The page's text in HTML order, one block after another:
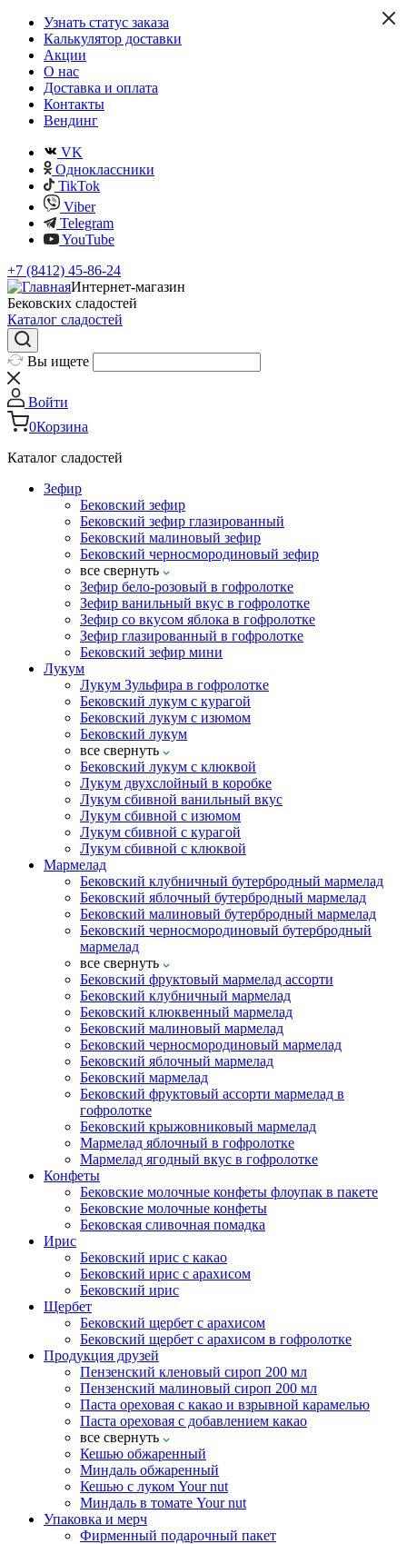
Узнать статус заказа
Калькулятор доставки
Акции
О нас
Доставка и оплата
Контакты
Вендинг
VK
Одноклассники
TikTok
Viber
Telegram
YouTube
+7 (8412) 45-86-24
Интернет-магазин
Бековских сладостей
Каталог сладостей
Вы ищете
Войти
0Корзина
Каталог сладостей
Зефир
Бековский зефир
Бековский зефир глазированный
Бековский малиновый зефир
Бековский черносмородиновый зефир
все свернуть
Зефир бело-розовый в гофролотке
Зефир ванильный вкус в гофролотке
Зефир со вкусом яблока в гофролотке
Зефир глазированный в гофролотке
Бековский зефир мини
Лукум
Лукум Зульфира в гофролотке
Бековский лукум с курагой
Бековский лукум с изюмом
Бековский лукум
все свернуть
Бековский лукум с клюквой
Лукум двухслойный в коробке
Лукум сбивной ванильный вкус
Лукум сбивной с изюмом
Лукум сбивной с курагой
Лукум сбивной с клюквой
Мармелад
Бековский клубничный бутербродный мармелад
Бековский яблочный бутербродный мармелад
Бековский малиновый бутербродный мармелад
Бековский черносмородиновый бутербродный
мармелад
все свернуть
Бековский фруктовый мармелад ассорти
Бековский клубничный мармелад
Бековский клюквенный мармелад
Бековский малиновый мармелад
Бековский черносмородиновый мармелад
Бековский яблочный мармелад
Бековский мармелад
Бековский фруктовый ассорти мармелад в
гофролотке
Бековский крыжовниковый мармелад
Мармелад яблочный в гофролотке
Мармелад ягодный вкус в гофролотке
Конфеты
Бековские молочные конфеты флоупак в пакете
Бековские молочные конфеты
Бековская сливочная помадка
Ирис
Бековский ирис с какао
Бековский ирис с арахисом
Бековский ирис
Щербет
Бековский щербет с арахисом
Бековский щербет с арахисом в гофролотке
Продукция друзей
Пензенский кленовый сироп 200 мл
Пензенский малиновый сироп 200 мл
Паста ореховая с какао и взрывной карамелью
Паста ореховая с добавлением какао
все свернуть
Кешью обжаренный
Миндаль обжаренный
Кешью с луком Your nut
Миндаль в томате Your nut
Упаковка и мерч
Фирменный подарочный пакет